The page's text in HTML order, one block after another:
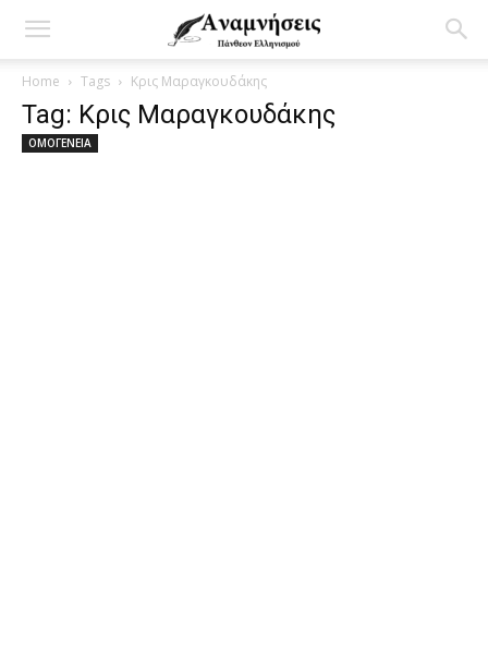
Home Tags Κρις Μαραγκουδάκης
Tag: Κρις Μαραγκουδάκης
ΟΜΟΓΕΝΕΙΑ